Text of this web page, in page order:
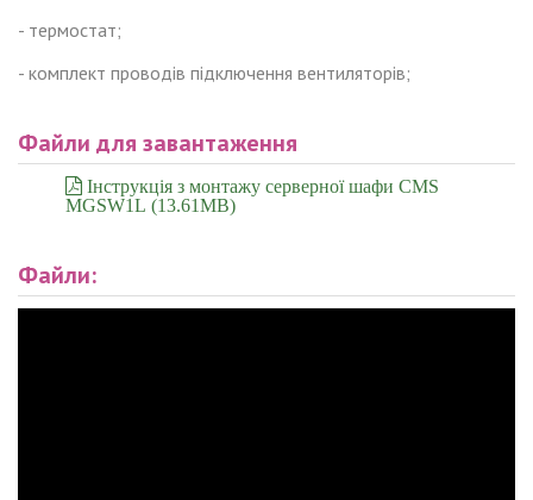
- термостат;
- комплект проводів підключення вентиляторів;
Файли для завантаження
Інструкція з монтажу серверної шафи CMS
MGSW1L (13.61MB)
Файли: